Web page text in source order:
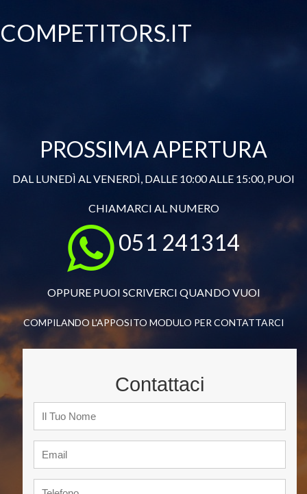
COMPETITORS.IT
PROSSIMA APERTURA
DAL LUNEDÌ AL VENERDÌ, DALLE 10:00 ALLE 15:00, PUOI
CHIAMARCI AL NUMERO
051 241314
OPPURE PUOI SCRIVERCI QUANDO VUOI
COMPILANDO L'APPOSITO MODULO PER CONTATTARCI
Contattaci